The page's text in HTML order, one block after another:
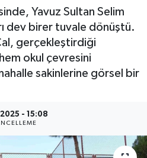
Yavuz Sultan Selim
dev birer tuvale dönüştü.
gerçekleştirdiği
okul çevresini
sakinlerine görsel bir
- 15:08